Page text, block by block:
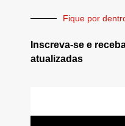
Fique por
Inscreva-se e
atualizadas